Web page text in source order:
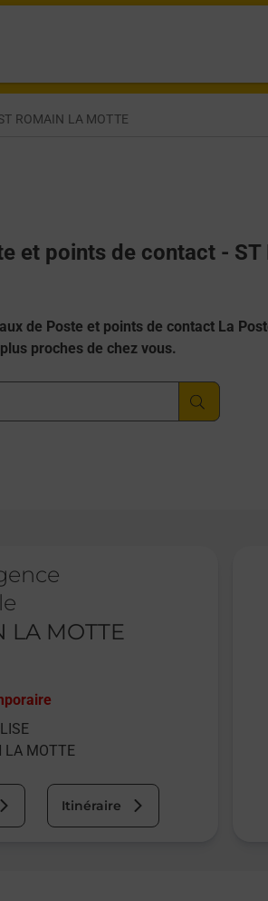
ROMAIN LA MOTTE
et points de contact - ST
de Poste et points de contact La
proches de chez vous.
LA MOTTE
LA MOTTE
Itinéraire